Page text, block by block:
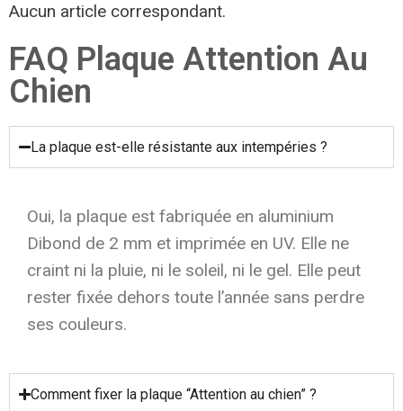
Aucun article correspondant.
FAQ Plaque Attention Au
Chien
La plaque est-elle résistante aux intempéries ?
Oui, la plaque est fabriquée en aluminium
Dibond de 2 mm et imprimée en UV. Elle ne
craint ni la pluie, ni le soleil, ni le gel. Elle peut
rester fixée dehors toute l’année sans perdre
ses couleurs.
Comment fixer la plaque “Attention au chien” ?